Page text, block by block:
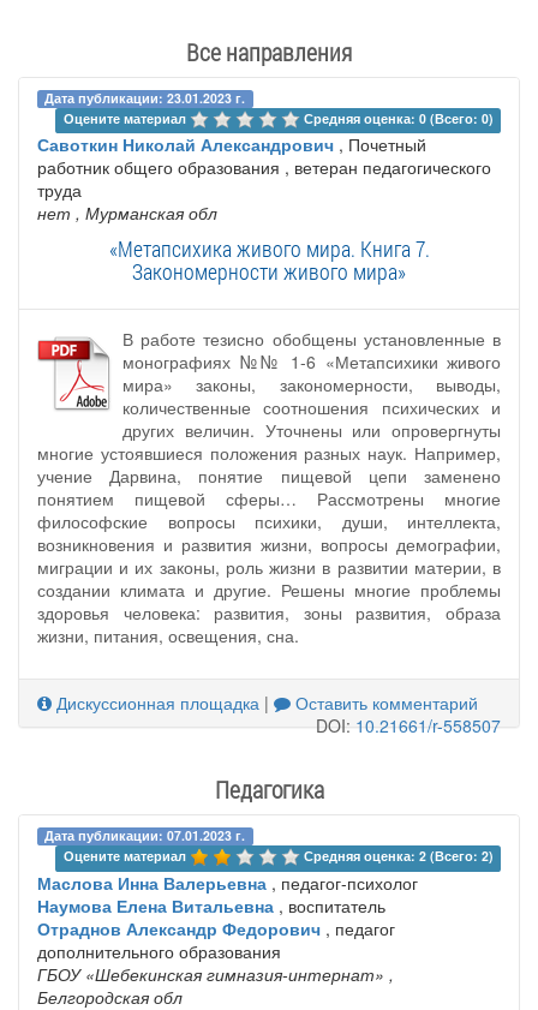
Все направления
Дата публикации: 23.01.2023 г.
Оцените материал
Средняя оценка: 0 (Всего: 0)
Савоткин Николай Александрович , Почетный
работник общего образования , ветеран педагогического
труда
нет , Мурманская обл
«Метапсихика живого мира. Книга 7.
Закономерности живого мира»
В работе тезисно обобщены установленные в
монографиях №№ 1-6 «Метапсихики живого
мира» законы, закономерности, выводы,
количественные соотношения психических и
других величин. Уточнены или опровергнуты
многие устоявшиеся положения разных наук. Например,
учение Дарвина, понятие пищевой цепи заменено
понятием пищевой сферы… Рассмотрены многие
философские вопросы психики, души, интеллекта,
возникновения и развития жизни, вопросы демографии,
миграции и их законы, роль жизни в развитии материи, в
создании климата и другие. Решены многие проблемы
здоровья человека: развития, зоны развития, образа
жизни, питания, освещения, сна.
Дискуссионная площадка |
Оставить комментарий
DOI:10.21661/r-558507
Педагогика
Дата публикации: 07.01.2023 г.
Оцените материал
Средняя оценка: 2 (Всего: 2)
Маслова Инна Валерьевна , педагог-психолог
Наумова Елена Витальевна , воспитатель
Отраднов Александр Федорович , педагог
дополнительного образования
ГБОУ «Шебекинская гимназия-интернат» ,
Белгородская обл